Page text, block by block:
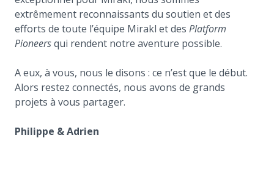
extrêmement reconnaissants du soutien et des
efforts de toute l’équipe Mirakl et des Platform
Pioneersqui rendent notre aventure possible.
A eux, à vous, nous le disons : ce n’est que le début.
Alors restez connectés, nous avons de grands
projets à vous partager.
Philippe & Adrien